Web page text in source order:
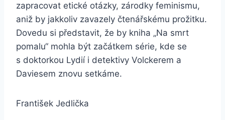
zapracovat etické otázky, zárodky feminismu,
aniž by jakkoliv zavazely čtenářskému prožitku.
Dovedu si představit, že by kniha „Na smrt
pomalu“ mohla být začátkem série, kde se
s doktorkou Lydií i detektivy Volckerem a
Daviesem znovu setkáme.
František Jedlička